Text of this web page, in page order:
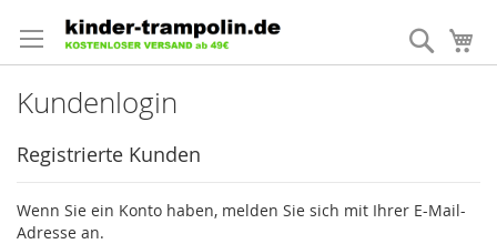
zum
Inhalt
Suche
Kundenlogin
Registrierte Kunden
Wenn Sie ein Konto haben, melden Sie sich mit Ihrer E-Mail-
Adresse an.